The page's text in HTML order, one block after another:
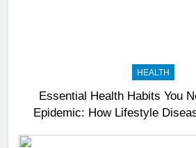
HEALTH
Essential Health Habits You
Epidemic: How Lifestyle